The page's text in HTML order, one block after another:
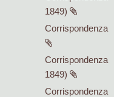
1849)
Corrispondenza
Corrispondenza
1849)
Corrispondenza